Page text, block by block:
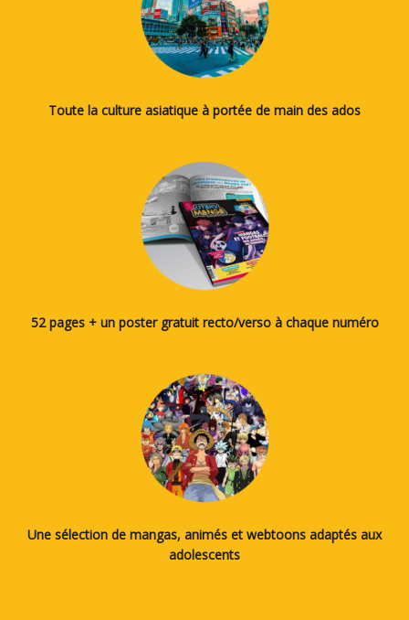
Toute la culture asiatique à portée de main des ados
52 pages + un poster gratuit recto/verso à chaque numéro
Une sélection de mangas, animés et webtoons adaptés aux
adolescents